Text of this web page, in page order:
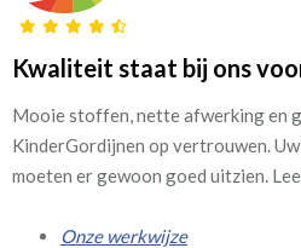
Kwaliteit staat bij ons
Mooie stoffen, nette afwerking en
KinderGordijnen op vertrouwen.
moeten er gewoon goed uitzien.
Onze werkwijze